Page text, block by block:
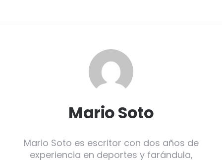
Mario Soto
Mario Soto es escritor con dos años de
experiencia en deportes y farándula,